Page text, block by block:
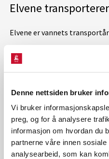
Denne nettsiden bruker
Vi bruker
preg, og for å analysere
informasjon om hvordan du
partnerne våre innen
analysearbeid, som kan
Elvene transporterer
Elvene er vannets
overflateavrenning og
en innsjø. Elvevannet ender
vannets kretsløp starter på
høyere temperatur og mer
vannets kretsløp med elver
allerede at vi har fått flere